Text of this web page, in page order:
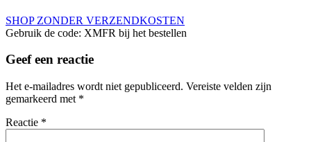
SHOP ZONDER VERZENDKOSTEN
Gebruik de code: XMFR bij het bestellen
Geef een reactie
Het e-mailadres wordt niet gepubliceerd. Vereiste velden zijn
gemarkeerd met *
Reactie *